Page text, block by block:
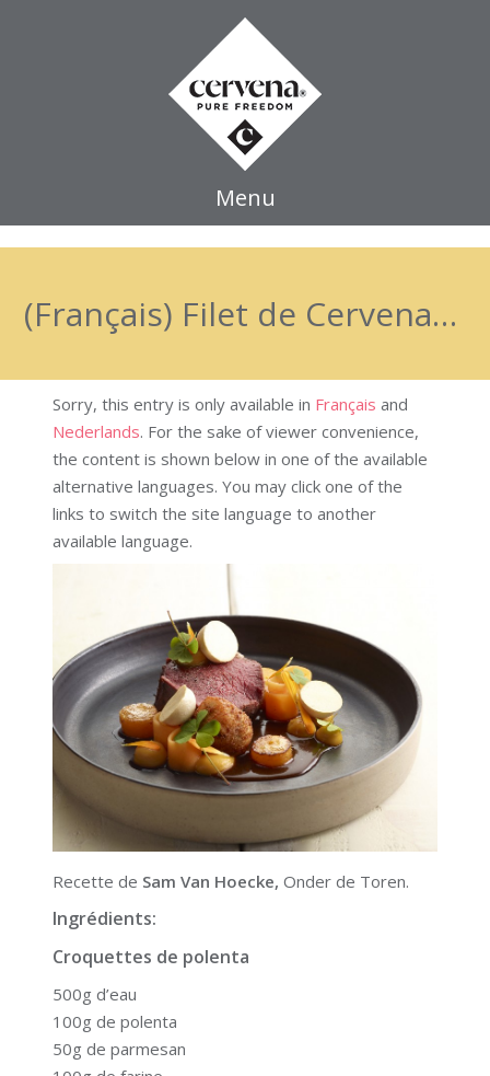
Menu
(Français) Filet de Cervena / polenta / potiron/bière straffe Hendrik
Sorry, this entry is only available in Français and
Nederlands. For the sake of viewer convenience,
the content is shown below in one of the available
alternative languages. You may click one of the
links to switch the site language to another
available language.
Recette de Sam Van Hoecke, Onder de Toren.
Ingrédients:
Croquettes de polenta
500g d’eau
100g de polenta
50g de parmesan